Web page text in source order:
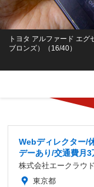
トヨタ アルファード エ
ブロンズ）（16/40）
Webディレクター/
デーあり/交通費月
株式会社エークラウド
東京都